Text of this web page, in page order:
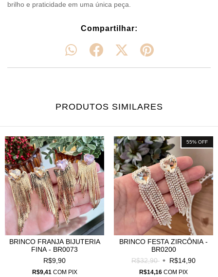
brilho e praticidade em uma única peça.
Compartilhar:
PRODUTOS SIMILARES
BRINCO FRANJA BIJUTERIA
FINA - BR0073
R$9,90
R$9,41 COM PIX
55% OFF
BRINCO FESTA ZIRCÔNIA -
BR0200
R$32,90
R$14,90
R$14,16 COM PIX